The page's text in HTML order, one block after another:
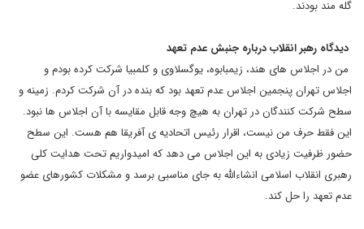
گله مند بودند.
دیدگاه رهبر انقلاب درباره جنبش عدم تعهد
من در اجلاس های هند، زیمبابوه، یوگسلاوی و کلمبیا شرکت کرده بودم و
اجلاس تهران پنجمین اجلاس عدم تعهد بود که بنده در آن شرکت کردم. زمینه و
سطح شرکت کنندگان در تهران به هیچ وجه قابل مقایسه با آن اجلاس ها نبود.
این فقط حرف من نیست، اقرار رئیس اتحادیه ی آفریقا هم هست. این سطح
حضور ظرفیت زیادی به این اجلاس می دهد که امیدواریم تحت هدایت کلی
رهبری انقلاب اسلامی انشاءالله به جای مناسبی برسد و مشکلات کشورهای عضو
عدم تعهد را حل کند.